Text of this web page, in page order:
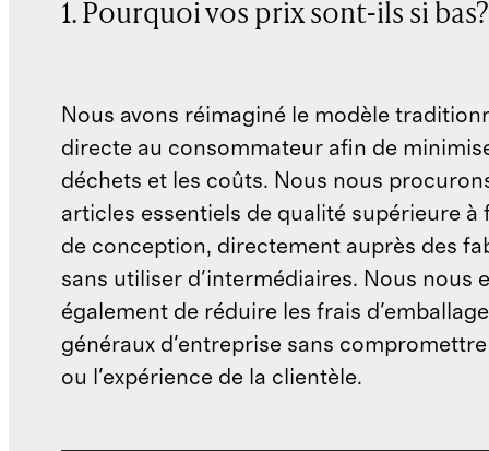
1. Pourquoi vos prix sont-ils si bas?
Nous avons réimaginé le modèle
directe au consommateur afin de
déchets et les coûts. Nous nous
articles essentiels de qualité supérieure à
de conception, directement auprès des
sans utiliser d'intermédiaires. Nous nous
également de réduire les frais
généraux d'entreprise sans
ou l'expérience de la clientèle.